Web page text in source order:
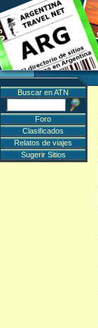
Buscar en ATN
Foro
Clasificados
Relatos de viajes
Sugerir Sitios